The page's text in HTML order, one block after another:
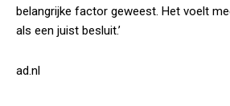
belangrijke factor geweest. Het voelt
als een juist besluit.’
ad.nl